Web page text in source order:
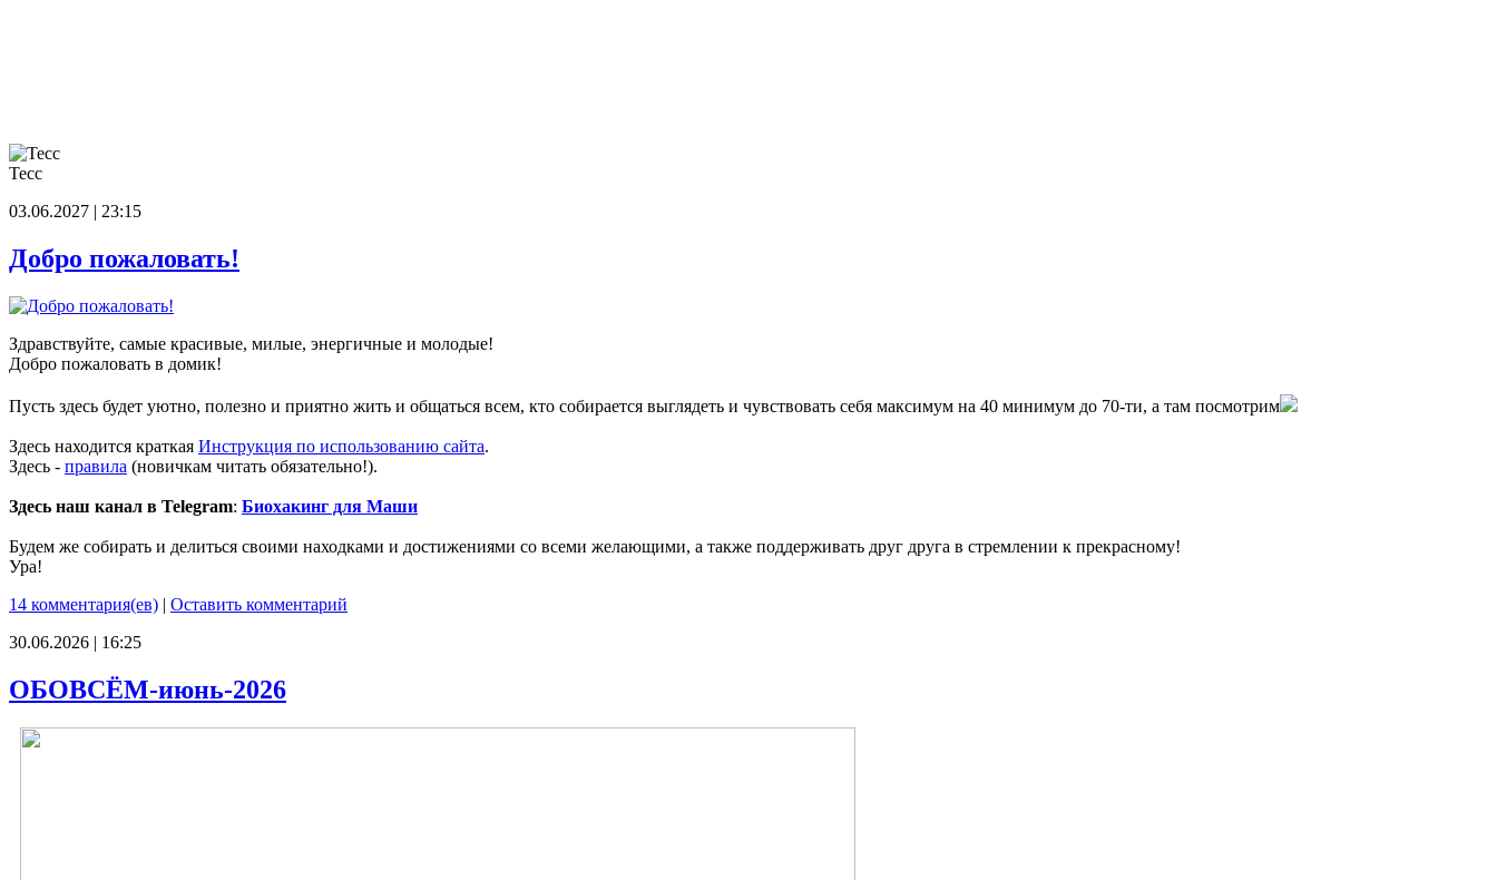
Тесс
03.06.2027 | 23:15
Добро пожаловать!
Здравствуйте, самые красивые, милые, энергичные и молодые!
Добро пожаловать в домик!
Пусть здесь будет уютно, полезно и приятно жить и общаться всем, кто собирается выглядеть и чувствовать себя максимум на 40 минимум до 70-ти, а там посмотрим
Здесь находится краткая Инструкция по использованию сайта.
Здесь - правила (новичкам читать обязательно!).
Здесь наш канал в Telegram: Биохакинг для Маши
Будем же собирать и делиться своими находками и достижениями со всеми желающими, а также поддерживать друг друга в стремлении к прекрасному!
Ура!
14 комментария(ев) | Оставить комментарий
30.06.2026 | 16:25
ОБОВСЁМ-июнь-2026